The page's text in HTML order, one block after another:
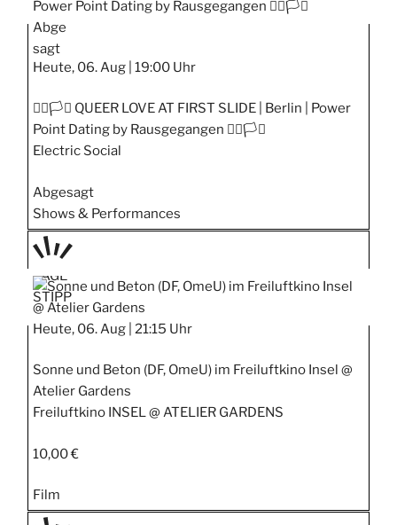
Abge
sagt
Heute, 06. Aug | 19:00 Uhr
🏳️‍🌈🏳️‍⚧️ QUEER LOVE AT FIRST SLIDE | Berlin | Power
Point Dating by Rausgegangen 🏳️‍🌈🏳️‍⚧️
Electric Social
Abgesagt
Shows & Performances
TAGE
STIPP
Heute, 06. Aug | 21:15 Uhr
Sonne und Beton (DF, OmeU) im Freiluftkino Insel @
Atelier Gardens
Freiluftkino INSEL @ ATELIER GARDENS
10,00 €
Film